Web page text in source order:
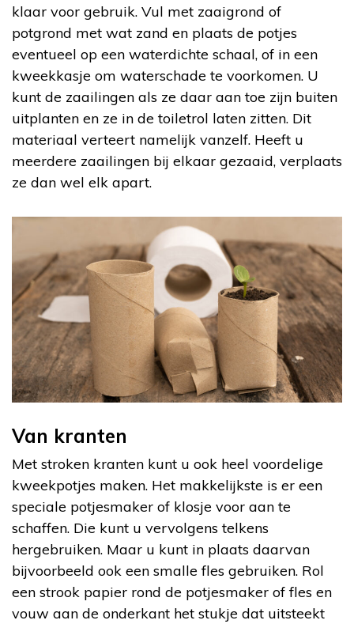
klaar voor gebruik. Vul met zaaigrond of
potgrond met wat zand en plaats de potjes
eventueel op een waterdichte schaal, of in een
kweekkasje om waterschade te voorkomen. U
kunt de zaailingen als ze daar aan toe zijn buiten
uitplanten en ze in de toiletrol laten zitten. Dit
materiaal verteert namelijk vanzelf. Heeft u
meerdere zaailingen bij elkaar gezaaid, verplaats
ze dan wel elk apart.
Van kranten
Met stroken kranten kunt u ook heel voordelige
kweekpotjes maken. Het makkelijkste is er een
speciale potjesmaker of klosje voor aan te
schaffen. Die kunt u vervolgens telkens
hergebruiken. Maar u kunt in plaats daarvan
bijvoorbeeld ook een smalle fles gebruiken. Rol
een strook papier rond de potjesmaker of fles en
vouw aan de onderkant het stukje dat uitsteekt